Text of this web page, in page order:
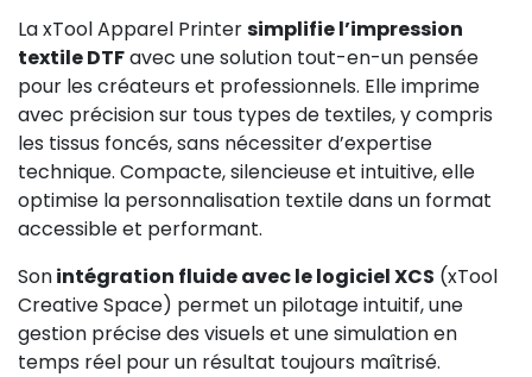
La xTool Apparel Printersimplifie l’impression
textile DTFavec une solution tout-en-un pensée
pour les créateurs et professionnels. Elle imprime
avec précision sur tous types de textiles, y compris
les tissus foncés, sans nécessiter d’expertise
technique. Compacte, silencieuse et intuitive, elle
optimise la personnalisation textile dans un format
accessible et performant.
Sonintégration fluide avec le logiciel XCS (xTool
Creative Space) permet un pilotage intuitif, une
gestion précise des visuels et une simulation en
temps réel pour un résultat toujours maîtrisé.